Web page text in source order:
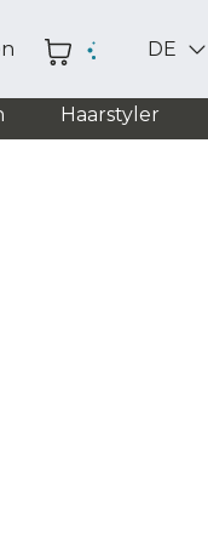
DE
Haarstyler
A